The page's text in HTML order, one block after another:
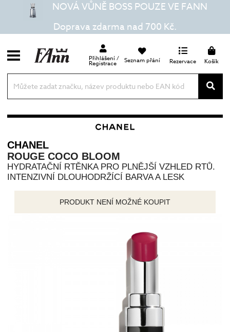
NOVÁ VŮNĚ BOSS POUZE VE FANN
Doprava zdarma nad 700 Kč.
Přihlášení /
Registrace Seznam přání Rezervace Košík
CHANEL
ROUGE COCO BLOOM
HYDRATAČNÍ RTĚNKA PRO PLNĚJŠÍ VZHLED RTŮ.
INTENZIVNÍ DLOUHODRŽÍCÍ BARVA A LESK
PRODUKT NENÍ MOŽNÉ KOUPIT